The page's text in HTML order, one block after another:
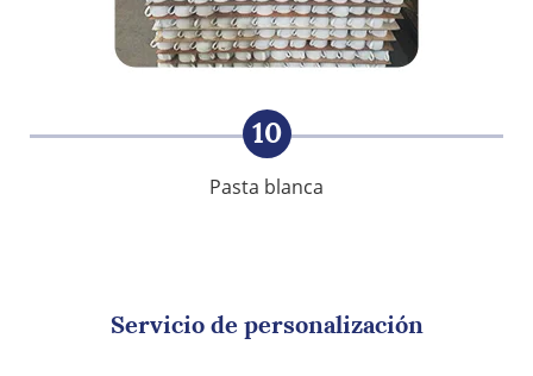
10
Pasta blanca
Servicio de personalización